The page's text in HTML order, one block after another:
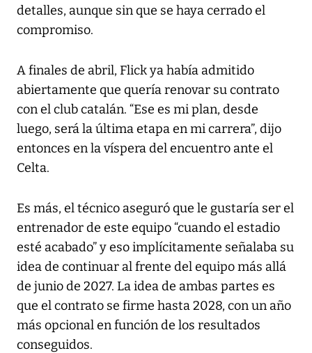
detalles, aunque sin que se haya cerrado el
compromiso.
A finales de abril, Flick ya había admitido
abiertamente que quería renovar su contrato
con el club catalán. “Ese es mi plan, desde
luego, será la última etapa en mi carrera”, dijo
entonces en la víspera del encuentro ante el
Celta.
Es más, el técnico aseguró que le gustaría ser el
entrenador de este equipo “cuando el estadio
esté acabado” y eso implícitamente señalaba su
idea de continuar al frente del equipo más allá
de junio de 2027. La idea de ambas partes es
que el contrato se firme hasta 2028, con un año
más opcional en función de los resultados
conseguidos.